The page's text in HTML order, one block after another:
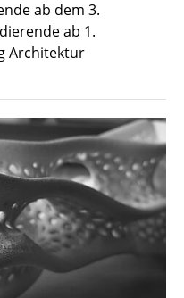
ab dem 3.
ab 1.
Architektur